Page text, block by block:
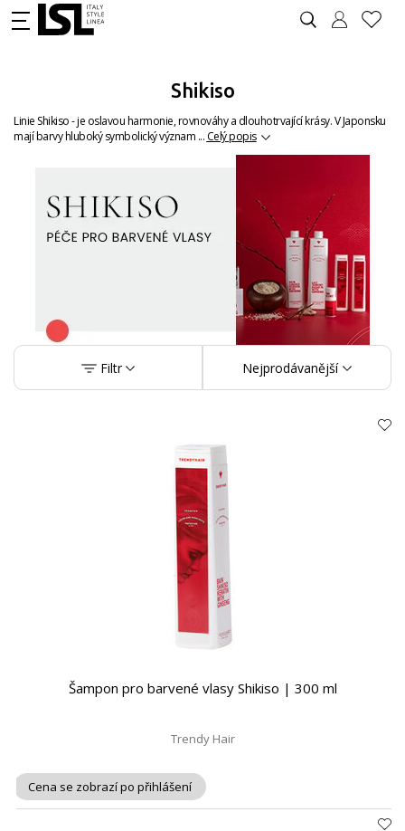
Shikiso
Linie Shikiso - je oslavou harmonie, rovnováhy a dlouhotrvající krásy. V Japonsku
mají barvy hluboký symbolický význam ... Celý popis
Filtr Nejprodávanější
Šampon pro barvené vlasy Shikiso | 300 ml
Trendy Hair
Cena se zobrazí po přihlášení